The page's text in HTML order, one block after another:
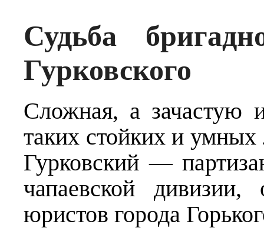
Судьба
Гурковского
Сложная, а зачастую
таких стойких и
Гурковский —
чапаевской
юристов города